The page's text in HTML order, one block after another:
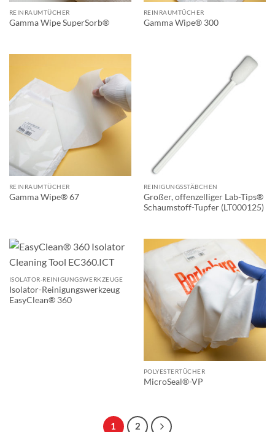
REINRAUMTÜCHER
Gamma Wipe SuperSorb®
REINRAUMTÜCHER
Gamma Wipe® 300
REINRAUMTÜCHER
Gamma Wipe® 67
REINIGUNGSSTÄBCHEN
Großer, offenzelliger Lab-Tips®
Schaumstoff-Tupfer (LT000125)
ISOLATOR-REINIGUNGSWERKZEUGE
Isolator-Reinigungswerkzeug
EasyClean® 360
POLYESTERTÜCHER
MicroSeal®-VP
1 2